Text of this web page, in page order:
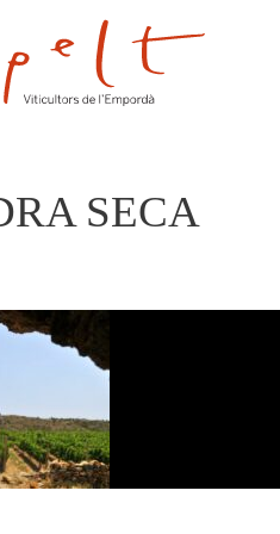
SECA